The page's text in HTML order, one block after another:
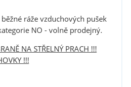
ráže vzduchových pušek
NO - volně prodejný.
NA STŘELNÝ PRACH !!!
!!!